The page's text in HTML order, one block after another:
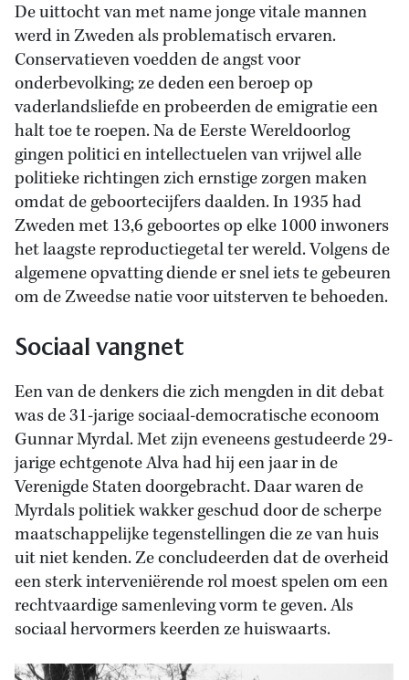
De uittocht van met name jonge vitale mannen
werd in Zweden als problematisch ervaren.
Conservatieven voedden de angst voor
onderbevolking; ze deden een beroep op
vaderlandsliefde en probeerden de emigratie een
halt toe te roepen. Na de Eerste Wereldoorlog
gingen politici en intellectuelen van vrijwel alle
politieke richtingen zich ernstige zorgen maken
omdat de geboortecijfers daalden. In 1935 had
Zweden met 13,6 geboortes op elke 1000 inwoners
het laagste reproductiegetal ter wereld. Volgens de
algemene opvatting diende er snel iets te gebeuren
om de Zweedse natie voor uitsterven te behoeden.
Sociaal vangnet
Een van de denkers die zich mengden in dit debat
was de 31-jarige sociaal-democratische econoom
Gunnar Myrdal. Met zijn eveneens gestudeerde 29-
jarige echtgenote Alva had hij een jaar in de
Verenigde Staten doorgebracht. Daar waren de
Myrdals politiek wakker geschud door de scherpe
maatschappelijke tegenstellingen die ze van huis
uit niet kenden. Ze concludeerden dat de overheid
een sterk interveniërende rol moest spelen om een
rechtvaardige samenleving vorm te geven. Als
sociaal hervormers keerden ze huiswaarts.